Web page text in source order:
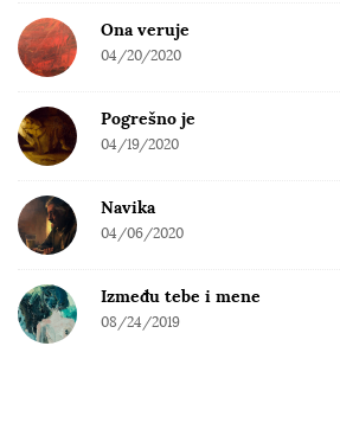
Ona veruje
04/20/2020
Pogrešno je
04/19/2020
Navika
04/06/2020
Između tebe i mene
08/24/2019